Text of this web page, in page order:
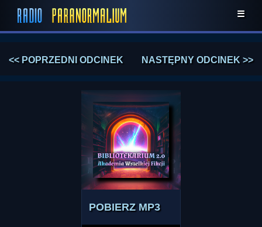
☰
<< POPRZEDNI ODCINEK NASTĘPNY ODCINEK >>
POBIERZ MP3